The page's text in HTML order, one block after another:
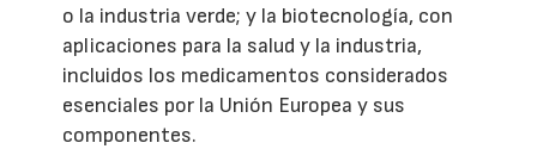
o la industria verde; y la biotecnología, con
aplicaciones para la salud y la industria,
incluidos los medicamentos considerados
esenciales por la Unión Europea y sus
componentes.